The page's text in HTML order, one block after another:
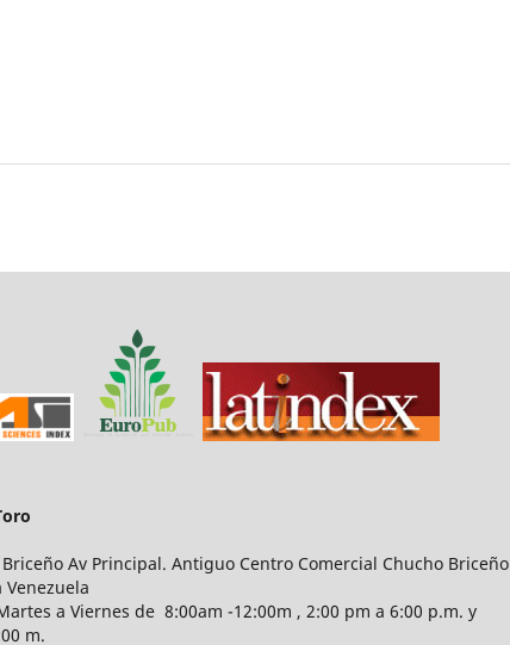
Av Principal. Antiguo Centro Comercial Chucho Briceño
Venezuela
a Viernes de 8:00am -12:00m , 2:00 pm a 6:00 p.m. y
m.